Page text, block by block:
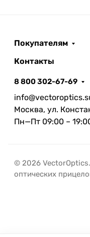
Покупателям
Контакты
8 800 302-67-69
Москва, ул.
Пн—Пт 09:00 –
© 2026
оптических